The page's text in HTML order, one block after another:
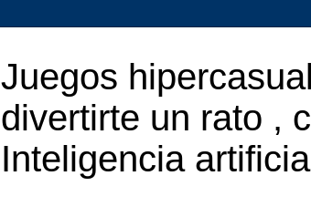
Juegos
divertirte un rato ,
Inteligencia